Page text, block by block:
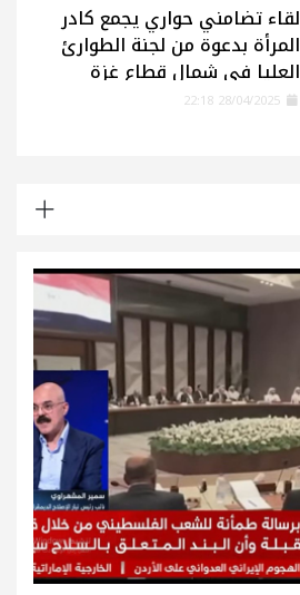
لقاء تضامني حواري يجمع كادر
المرأة بدعوة من لجنة الطوارئ
العليا في شمال قطاع غزة